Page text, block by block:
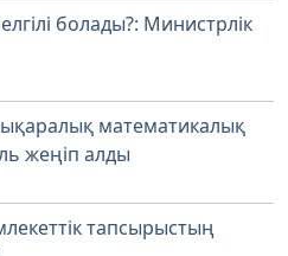
болады?: Министрлік
математикалық
жеңіп алды
тапсырыстың